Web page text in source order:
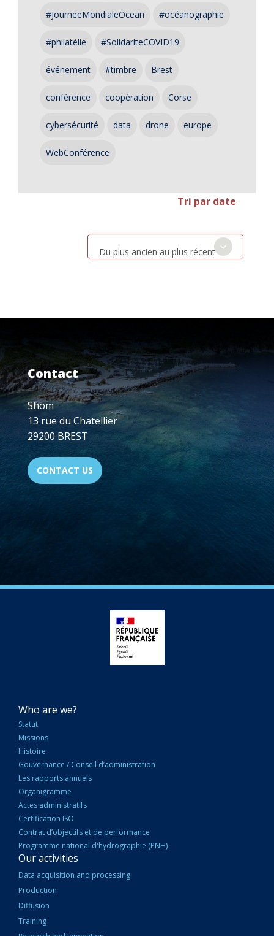
#JourneeMondialeOcean #océanographie
#philatélie #SolidariteCOVID19
événement #timbre Brest
conférence coopération Corse
cybersécurité data drone europe
WebConférence
Tri par date
Du plus ancien au plus récent
Contact
Shom
13 rue du Chatellier
29200 BREST
CONTACT US
NAVIGATION
PRINCIPALE
Who are we?
Statut
Missions
Histoire
Gouvernance / Conseil d’administration
Les rapports annuels
Organigramme
Actes administratifs
Certification ISO
Contrat d’objectifs et de performance
Programme national d'hydrographie (PNH)
Our activities
Data acquisition and processing
Production
Diffusion
Training